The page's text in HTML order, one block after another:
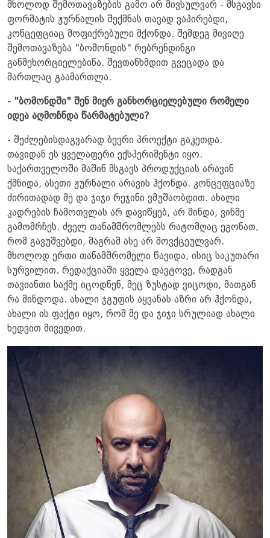
მხოლოდ შემოთავაზების გამო არ მივსულვარ - მსგავსი
ფორმატის ჟურნალის შექმნას თავად ვაპირებდი,
კონცეფციაც მოფიქრებული მქონდა. შემდეგ მივიღე
შემოთავაზება "ბომონდის" რებრენდინგი
განმეხორციელებინა. შევთანხმდით გვეცადა და
მართლაც გაამართლა.
- "ბომონდში" შენ მიერ განხორციელებული რომელი
იდეა აღმოჩნდა წარმატებული?
- შეძლებისდაგვარად ბევრი პროექტი გაკეთდა.
თავიდან ეს ყველაფერი ექსპერიმენტი იყო.
საქართველოში მაშინ მსგავს პროდუქციას არავინ
ქმნიდა, ასეთი ჟურნალი არავის ჰქონდა. კონცეფციაზე
ძირითადად მე და ჯიჯი რეჯინი ვმუშაობდით. ახალი
კადრების ჩამოთვლას არ დავიწყებ, არ მინდა, ვინმე
გამომრჩეს. ძველ თანამშრომლებს რატომღაც ეგონათ,
რომ გავუშვებდი, მაგრამ ასე არ მოვქცეულვარ.
მხოლოდ ერთი თანამშრომელი წავიდა, ისიც საკუთარი
სურვილით. რედაქციაში ყველა დავტოვე, რადგან
თავიანთი საქმე იცოდნენ, მეც ზუსტად ვიცოდი, მათგან
რა მინდოდა. ახალი ჯგუფის აყვანას აზრი არ ჰქონდა,
ახალი ის ფაქტი იყო, რომ მე და ჯიჯი სრულიად ახალი
ხედვით მივედით.